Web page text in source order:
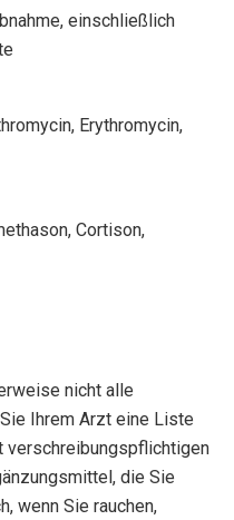
einschließlich
Erythromycin,
Cortison,
nicht alle
Ihrem Arzt eine Liste
verschreibungspflichtigen
die Sie
wenn Sie rauchen,